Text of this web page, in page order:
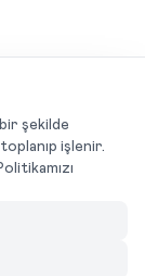
şekilde
işlenir.